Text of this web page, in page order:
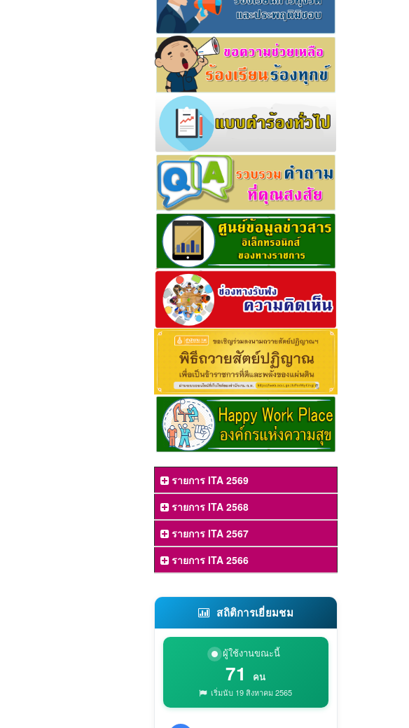
รายการ ITA 2569
รายการ ITA 2568
รายการ ITA 2567
รายการ ITA 2566
สถิติการเยี่ยมชม
ผู้ใช้งานขณะนี้
71 คน
เริ่มนับ 19 สิงหาคม 2565